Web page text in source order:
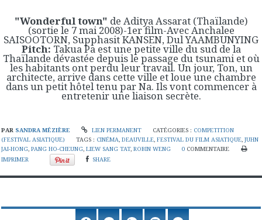
"Wonderful town" de Aditya Assarat (Thaïlande)
(sortie le 7 mai 2008)-1er film-Avec Anchalee
SAISOOTORN, Supphasit KANSEN, Dul YAAMBUNYING
Pitch: Takua Pa est une petite ville du sud de la
Thaïlande dévastée depuis le passage du tsunami et où
les habitants ont perdu leur travail. Un jour, Ton, un
architecte, arrive dans cette ville et loue une chambre
dans un petit hôtel tenu par Na. Ils vont commencer à
entretenir une liaison secrète.
PAR SANDRA MÉZIÈRE LIEN PERMANENT CATÉGORIES : COMPETITION
(FESTIVAL ASIATIQUE)
TAGS : CINÉMA,DEAUVILLE,FESTIVAL DU FILM ASIATIQUE,JUHN
JAI-HONG, PANG HO-CHEUNG, LIEW SANG TAT, ROBIN WENG 0 COMMENTAIRE
IMPRIMER
SHARE